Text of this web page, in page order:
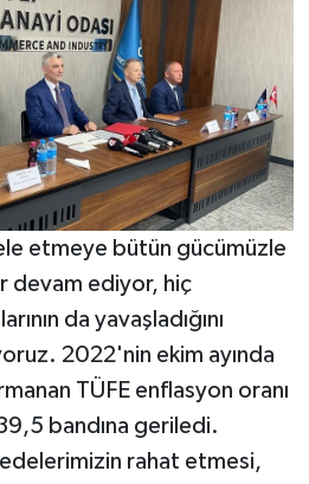
etmeye bütün gücümüzle
devam ediyor, hiç
da yavaşladığını
2022'nin ekim ayında
TÜFE enflasyon oranı
bandına geriledi.
rahat etmesi,